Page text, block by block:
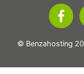
© Benzahosting